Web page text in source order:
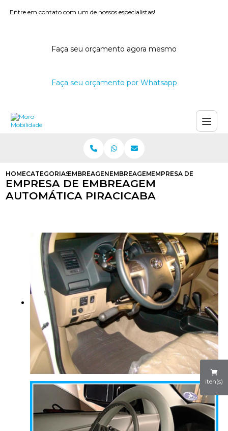
Entre em contato com um de nossos especialistas!
Faça seu orçamento agora mesmo
Faça seu orçamento por Whatsapp
iten(s)
HOMECATEGORIASEMBREAGENS AUTOMATICAS
EMBREAGEM SEMI AUTOMATICA
EMPRESA DE
EMPRESA DE EMBREAGEM
AUTOMÁTICA PIRACICABA